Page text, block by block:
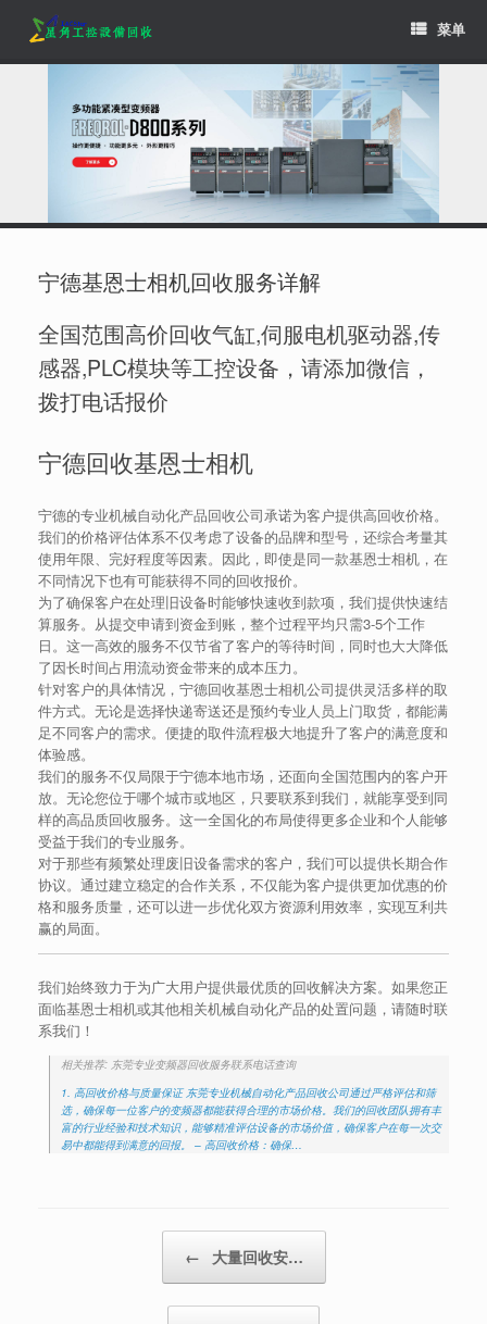
content
菜单
宁德基恩士相机回收服务详解
全国范围高价回收气缸,伺服电机驱动器,传
感器,PLC模块等工控设备，请添加微信，
拨打电话报价
宁德回收基恩士相机
宁德的专业机械自动化产品回收公司承诺为客户提供高回收价格。
我们的价格评估体系不仅考虑了设备的品牌和型号，还综合考量其
使用年限、完好程度等因素。因此，即使是同一款基恩士相机，在
不同情况下也有可能获得不同的回收报价。
为了确保客户在处理旧设备时能够快速收到款项，我们提供快速结
算服务。从提交申请到资金到账，整个过程平均只需3-5个工作
日。这一高效的服务不仅节省了客户的等待时间，同时也大大降低
了因长时间占用流动资金带来的成本压力。
针对客户的具体情况，宁德回收基恩士相机公司提供灵活多样的取
件方式。无论是选择快递寄送还是预约专业人员上门取货，都能满
足不同客户的需求。便捷的取件流程极大地提升了客户的满意度和
体验感。
我们的服务不仅局限于宁德本地市场，还面向全国范围内的客户开
放。无论您位于哪个城市或地区，只要联系到我们，就能享受到同
样的高品质回收服务。这一全国化的布局使得更多企业和个人能够
受益于我们的专业服务。
对于那些有频繁处理废旧设备需求的客户，我们可以提供长期合作
协议。通过建立稳定的合作关系，不仅能为客户提供更加优惠的价
格和服务质量，还可以进一步优化双方资源利用效率，实现互利共
赢的局面。
我们始终致力于为广大用户提供最优质的回收解决方案。如果您正
面临基恩士相机或其他相关机械自动化产品的处置问题，请随时联
系我们！
相关推荐: 东莞专业变频器回收服务联系电话查询
1. 高回收价格与质量保证 东莞专业机械自动化产品回收公司通过严格评估和筛
选，确保每一位客户的变频器都能获得合理的市场价格。我们的回收团队拥有丰
富的行业经验和技术知识，能够精准评估设备的市场价值，确保客户在每一次交
易中都能得到满意的回报。 – 高回收价格：确保…
← 大量回收安…